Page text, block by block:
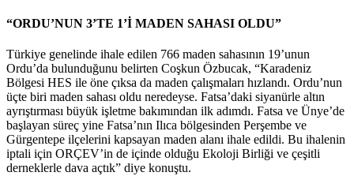
“ORDU’NUN 3’TE 1’İ MADEN SAHASI OLDU”
Türkiye genelinde ihale edilen 766 maden sahasının 19’unun
Ordu’da bulunduğunu belirten Coşkun Özbucak, “Karadeniz
Bölgesi HES ile öne çıksa da maden çalışmaları hızlandı. Ordu’nun
üçte biri maden sahası oldu neredeyse. Fatsa’daki siyanürle altın
ayrıştırması büyük işletme bakımından ilk adımdı. Fatsa ve Ünye’de
başlayan süreç yine Fatsa’nın Ilıca bölgesinden Perşembe ve
Gürgentepe ilçelerini kapsayan maden alanı ihale edildi. Bu ihalenin
iptali için ORÇEV’in de içinde olduğu Ekoloji Birliği ve çeşitli
derneklerle dava açtık” diye konuştu.